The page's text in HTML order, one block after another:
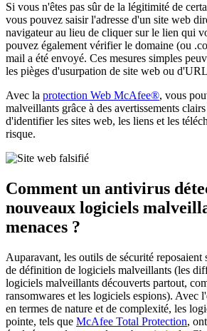
Si vous n'êtes pas sûr de la légitimité de
vous pouvez saisir l'adresse d'un site web
navigateur au lieu de cliquer sur le lien qui
pouvez également vérifier le domaine (ou
mail a été envoyé. Ces mesures simples
les pièges d'usurpation de site web ou
Avec la protection Web McAfee®, vous
malveillants grâce à des avertissements
d'identifier les sites web, les liens et les
risque.
Comment un antivirus
nouveaux logiciels
menaces ?
Auparavant, les outils de sécurité reposaient
de définition de logiciels malveillants (les
logiciels malveillants découverts partout,
ransomwares et les logiciels espions). Avec
en termes de nature et de complexité, les
pointe, tels que McAfee Total Protection,